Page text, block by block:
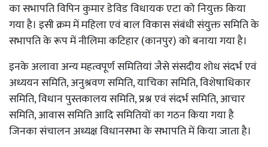
का सभापति विपिन कुमार डेविड विधायक एटा को नियुक्त किया
गया है। इसी क्रम में महिला एवं बाल विकास संबंधी संयुक्त समिति के
सभापति के रूप में नीलिमा कटिहार (कानपुर) को बनाया गया है।
इनके अलावा अन्य महत्वपूर्ण समितियां जैसे संसदीय शोध संदर्भ एवं
अध्ययन समिति, अनुश्रवण समिति, याचिका समिति, विशेषाधिकार
समिति, विधान पुस्तकालय समिति, प्रश्न एवं संदर्भ समिति, आचार
समिति, आवास समिति आदि समितियों का गठन किया गया है
जिनका संचालन अध्यक्ष विधानसभा के सभापति में किया जाता है।